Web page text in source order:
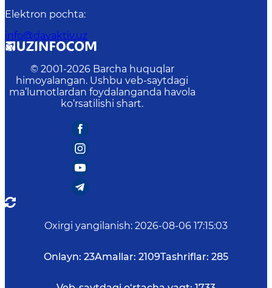
Elektron pochta:
info@davaktiv.uz
© 2001-2026 Barcha huquqlar
himoyalangan. Ushbu veb-saytdagi
ma’lumotlardan foydalanganda havola
ko‘rsatilishi shart.
Oxirgi yangilanish: 2026-08-06 17:15:03
Onlayn: 23Amallar: 2109Tashriflar: 285